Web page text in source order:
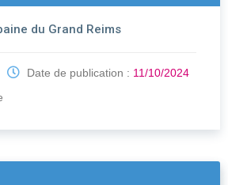
du Grand Reims
Date de publication : 11/10/2024